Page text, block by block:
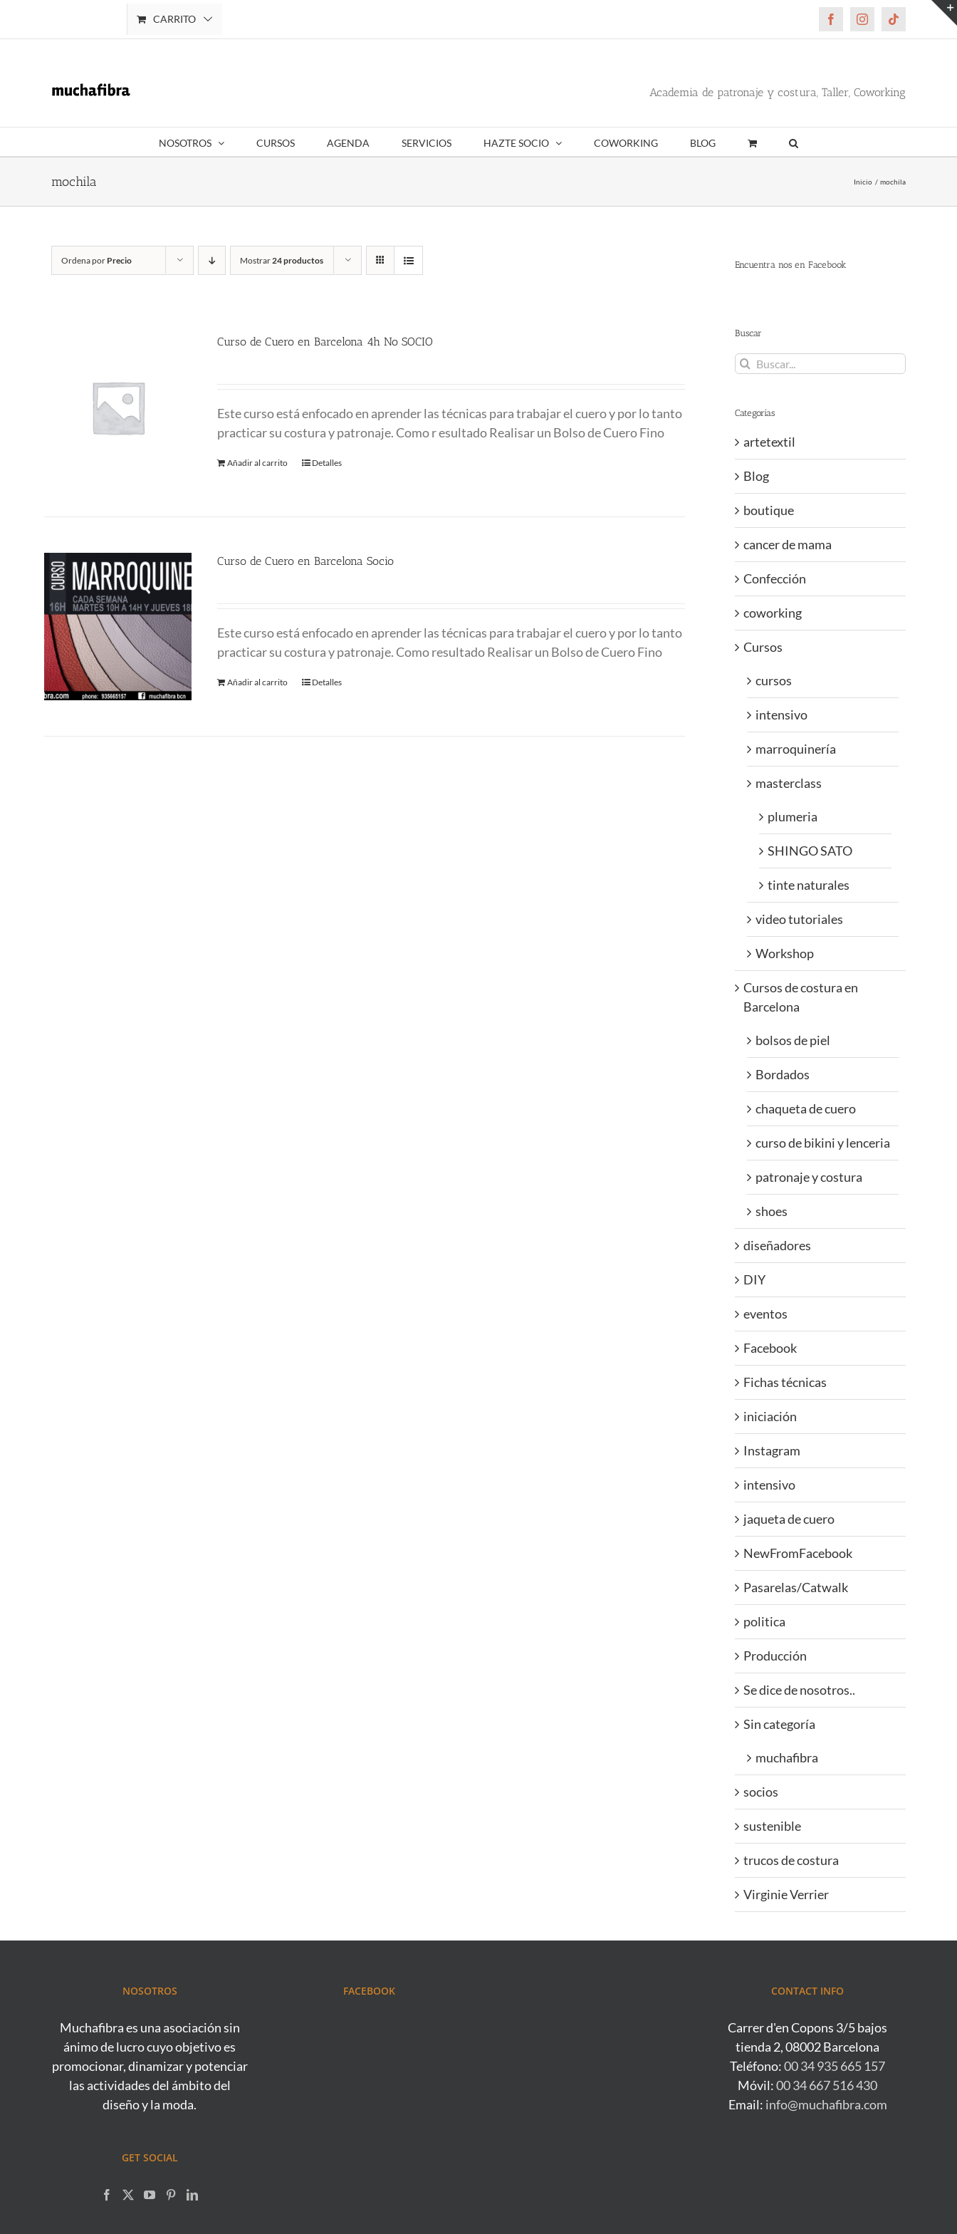
CARRITO FacebookInstagramTiktok
Academia de patronaje y costura, Taller, Coworking
NOSOTROS CURSOS AGENDA SERVICIOS HAZTE SOCIO COWORKING BLOG
mochila Inicio mochila
Ordena por Precio Mostrar24 productos
Curso de Cuero en Barcelona 4h No SOCIO
Este curso está enfocado en aprender las técnicas para trabajar el cuero y por lo tanto
practicar su costura y patronaje. Como r esultado Realisar un Bolso de Cuero Fino
Añadir al carrito Detalles
Curso de Cuero en Barcelona Socio
Este curso está enfocado en aprender las técnicas para trabajar el cuero y por lo tanto
practicar su costura y patronaje. Como resultado Realisar un Bolso de Cuero Fino
Añadir al carrito Detalles
Encuentra nos en Facebook
Buscar
Buscar:
Categorías
artetextil
Blog
boutique
cancer de mama
Confección
coworking
Cursos
cursos
intensivo
marroquinería
masterclass
plumeria
SHINGO SATO
tinte naturales
video tutoriales
Workshop
Cursos de costura en
Barcelona
bolsos de piel
Bordados
chaqueta de cuero
curso de bikini y lenceria
patronaje y costura
shoes
diseñadores
DIY
eventos
Facebook
Fichas técnicas
iniciación
Instagram
intensivo
jaqueta de cuero
NewFromFacebook
Pasarelas/Catwalk
politica
Producción
Se dice de nosotros..
Sin categoría
muchafibra
socios
sustenible
trucos de costura
Virginie Verrier
NOSOTROS
Muchafibra es una asociación sin
ánimo de lucro cuyo objetivo es
promocionar, dinamizar y potenciar
las actividades del ámbito del
diseño y la moda.
GET SOCIAL
FACEBOOK CONTACT INFO
Carrer d'en Copons 3/5 bajos
tienda 2, 08002 Barcelona
Teléfono:00 34 935 665 157
Móvil:00 34 667 516 430
Email: info@muchafibra.com